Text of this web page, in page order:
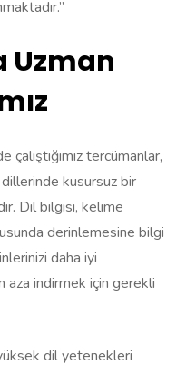
Uzman
tercümanlar,
kusursuz bir
Dil bilgisi, kelime
derinlemesine bilgi
daha iyi
aza indirmek için gerekli
dil yetenekleri